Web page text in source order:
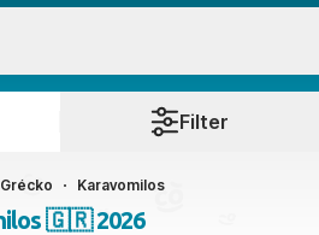
Filter
Grécko Karavomilos
🇬🇷 2026